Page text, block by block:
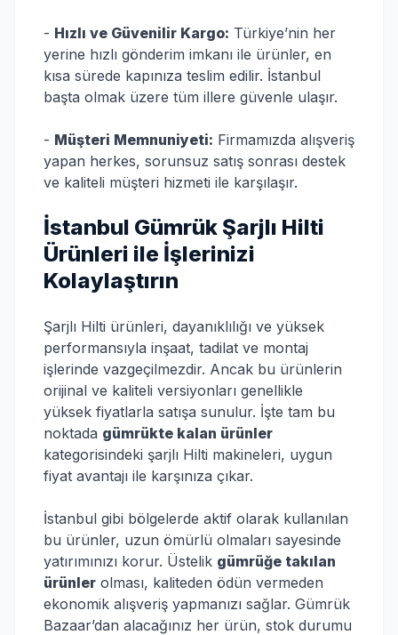
- Hızlı ve Güvenilir Kargo: Türkiye’nin her
yerine hızlı gönderim imkanı ile ürünler, en
kısa sürede kapınıza teslim edilir. İstanbul
başta olmak üzere tüm illere güvenle ulaşır.
- Müşteri Memnuniyeti: Firmamızda alışveriş
yapan herkes, sorunsuz satış sonrası destek
ve kaliteli müşteri hizmeti ile karşılaşır.
İstanbul Gümrük Şarjlı Hilti
Ürünleri ile İşlerinizi
Kolaylaştırın
Şarjlı Hilti ürünleri, dayanıklılığı ve yüksek
performansıyla inşaat, tadilat ve montaj
işlerinde vazgeçilmezdir. Ancak bu ürünlerin
orijinal ve kaliteli versiyonları genellikle
yüksek fiyatlarla satışa sunulur. İşte tam bu
noktada gümrükte kalan ürünler
kategorisindeki şarjlı Hilti makineleri, uygun
fiyat avantajı ile karşınıza çıkar.
İstanbul gibi bölgelerde aktif olarak kullanılan
bu ürünler, uzun ömürlü olmaları sayesinde
yatırımınızı korur. Üstelik gümrüğe takılan
ürünler olması, kaliteden ödün vermeden
ekonomik alışveriş yapmanızı sağlar. Gümrük
Bazaar’dan alacağınız her ürün, stok durumu